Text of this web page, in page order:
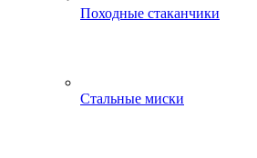
Походные стаканчики
Стальные миски